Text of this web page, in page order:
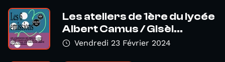
Les ateliers de 1ère du lycée
Albert Camus / Gisèl...
Vendredi 23 Février 2024